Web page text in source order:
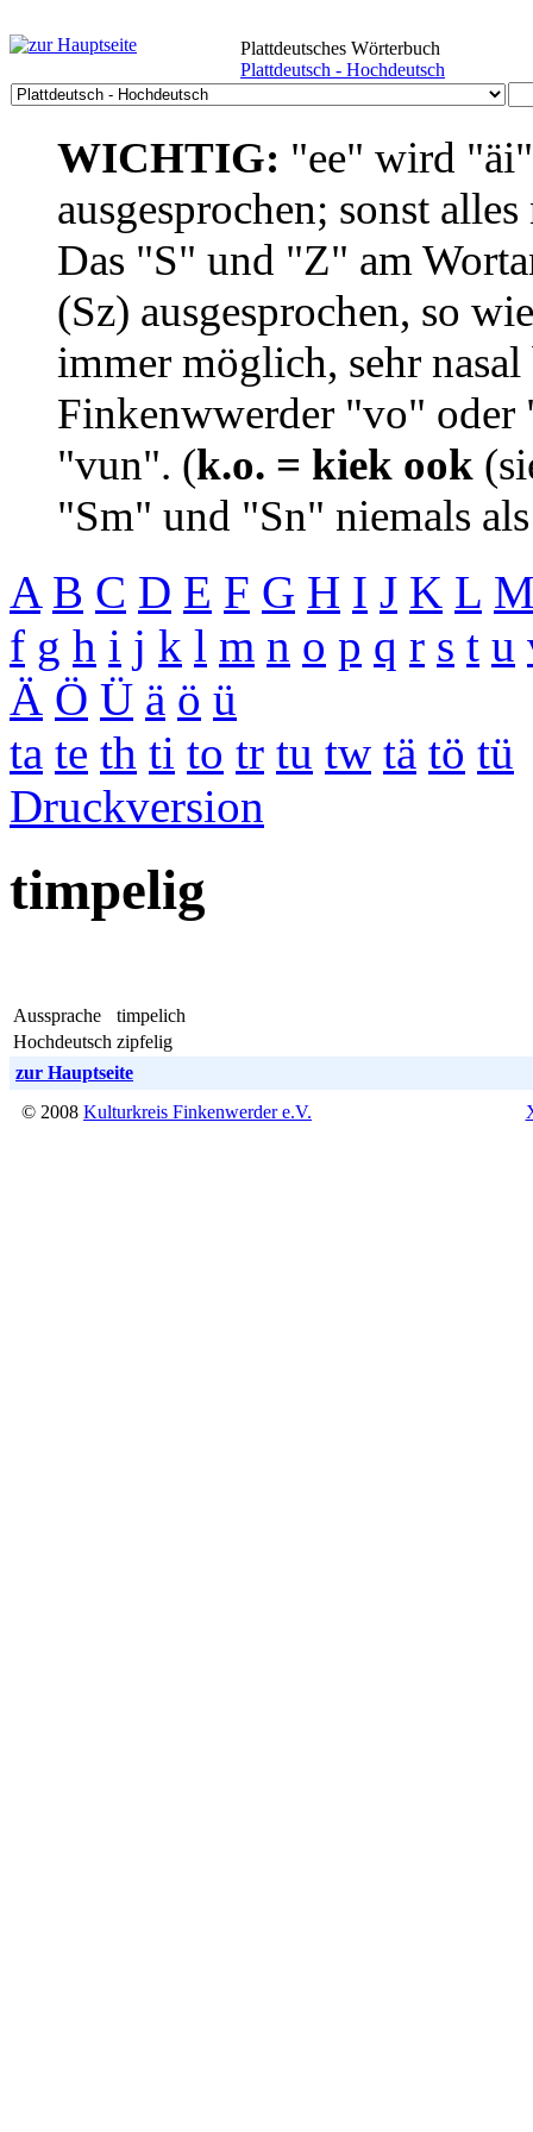
Plattdeutsches Wörterbuch
Plattdeutsch - Hochdeutsch
WICHTIG: "ee" wird
ausgesprochen; sonst
Das "S" und "Z" am
(Sz) ausgesprochen, so
immer möglich, sehr
Finkenwwerder "vo"
"vun". (k.o. = kiek ook
"Sm" und "Sn" niemals
A B C D E F G H I J K L
f g h i j k l m n o p q r s t u
Ä Ö Ü ä ö ü
ta te th ti to tr tu tw tä tö tü
Druckversion
timpelig
Aussprache
timpelich
Hochdeutsch zipfelig
zur Hauptseite
© 2008 Kulturkreis Finkenwerder e.V.